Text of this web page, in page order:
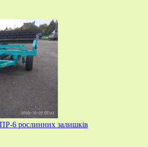
6 рослинних залишків